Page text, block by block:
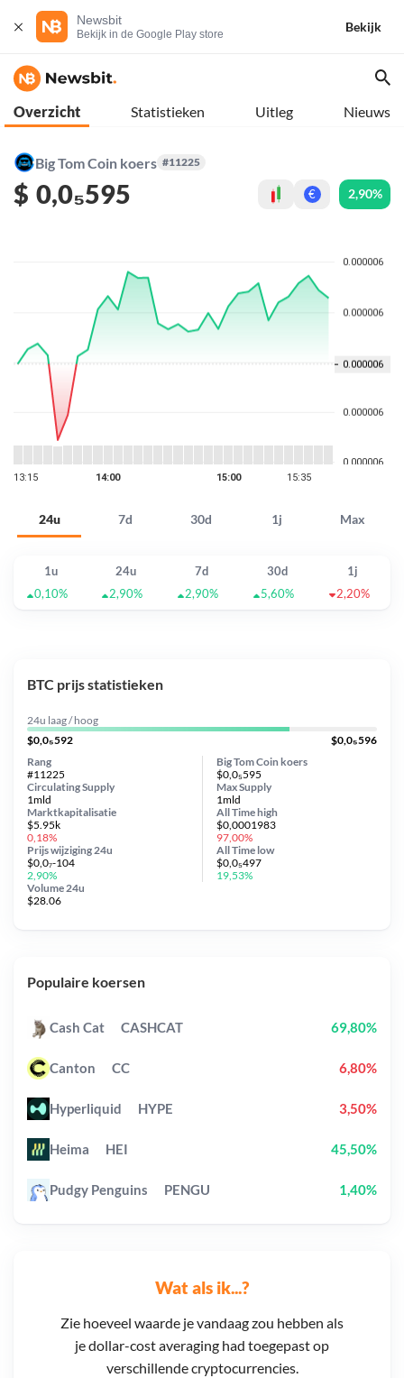
Newsbit
Bekijk in de Google Play store
Bekijk
Overzicht Statistieken Uitleg Nieuws
Big Tom Coin koers #11225
$ 0,0₅595 € 2,90%
24u 7d 30d 1j Max
1u 24u 7d 30d
1j
0,10%
2,90% 2,90% 5,60% 2,20%
Wat als ik...?
Zie hoeveel waarde je vandaag zou hebben als
je dollar-cost averaging had toegepast op
verschillende cryptocurrencies.
BTC prijs statistieken
24u laag / hoog
$0,0₅592
$0,0₅596
Big Tom Coin koers
$0,0₅595
Circulating Supply
1mld
Prijs wijziging 24u
$0,0₇-104
2,90%
Max Supply
1mld
Marktkapitalisatie
$5.95k
0,18%
Volume 24u
$28.06
Rang
#11225
All Timehigh
$0,0001983
97,00%
All Time low
$0,0₅497
19,53%
Populaire koersen
Cash Cat CASHCAT 69,80%
Canton CC 6,80%
Hyperliquid HYPE 3,50%
Heima HEI 45,50%
Pudgy Penguins PENGU 1,40%